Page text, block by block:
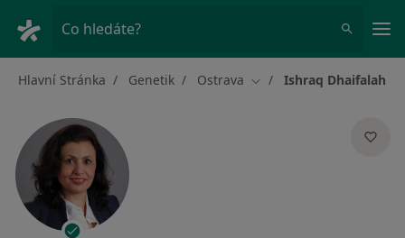
Co hledáte?
Hlavní Stránka Genetik Ostrava Změna města
Ishraq Dhaifalah